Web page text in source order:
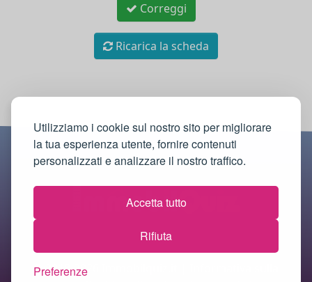
Utilizziamo i cookie sul nostro sito per migliorare
la tua esperienza utente, fornire contenuti
personalizzati e analizzare il nostro traffico.
Accetta tutto
Rifiuta
Preferenze
Correggi
Ricarica la scheda
© 2018-2026 Immobilquiz.it |